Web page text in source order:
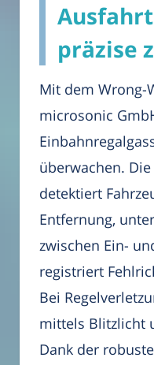
präzise
Mit dem Wrong-
microsonic
überwachen.
detektiert
Entfernung,
zwischen Ein-
registriert
Bei
mittels Blitzlicht
Dank der